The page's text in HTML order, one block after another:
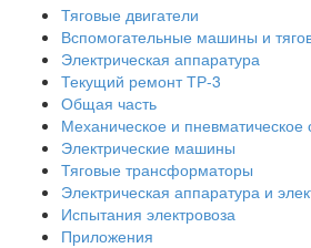
Тяговые двигатели
Вспомогательные машины и
Электрическая аппаратура
Текущий ремонт ТР-3
Общая часть
Механическое и пневматическое
Электрические машины
Тяговые трансформаторы
Электрическая аппаратура и
Испытания электровоза
Приложения